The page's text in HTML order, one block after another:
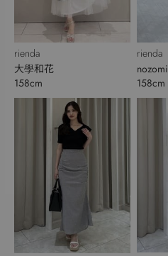
rienda
大學和花
158cm
rienda
nozomi
158cm